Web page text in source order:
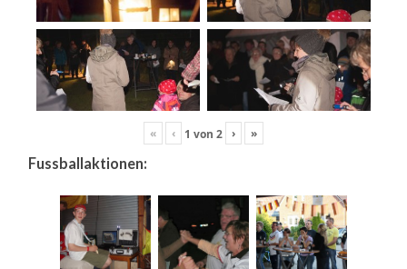
« ‹ 1 von 2 › »
Fussballaktionen: